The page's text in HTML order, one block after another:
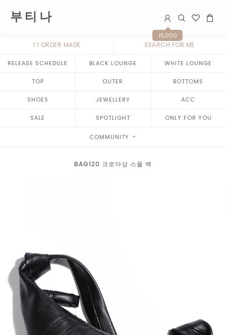
부 티 나
15,000
1:1 ORDER MADE SEARCH FOR ME
RELEASE SCHEDULE BLACK LOUNGE WHITE LOUNGE
TOP OUTER BOTTOMS
SHOES JEWELLERY ACC
SALE SPOTLIGHT ONLY FOR YOU
COMMUNITY
BAG120 크로아상 스몰 백